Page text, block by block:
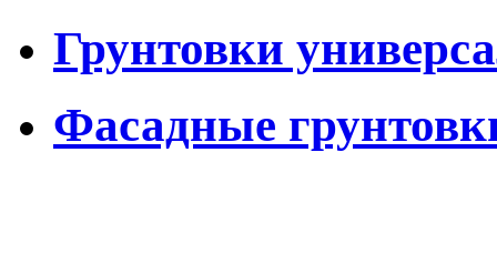
Грунтовки
Фасадные